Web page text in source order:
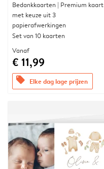
Bedankkaarten | Premium kaart
met keuze uit 3
papierafwerkingen
Set van 10 kaarten
Vanaf
€ 11,99
offers Elke dag lage prijzen